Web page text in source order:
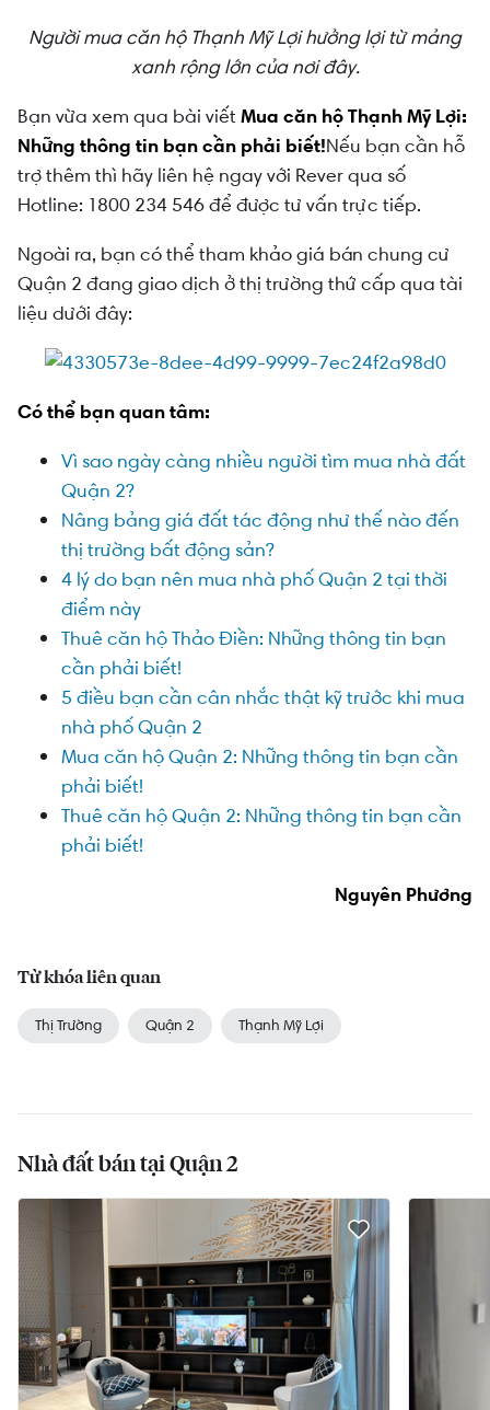
Người mua căn hộ Thạnh Mỹ Lợi hưởng lợi từ mảng
xanh rộng lớn của nơi đây.
Bạn vừa xem qua bài viếtMua căn hộ Thạnh Mỹ Lợi:
Những thông tin bạn cần phải biết!Nếu bạn cần hỗ
trợ thêm thì hãy liên hệ ngay với Rever qua số
Hotline: 1800 234 546 để được tư vấn trực tiếp.
Ngoài ra, bạn có thể tham khảo giá bán chung cư
Quận 2 đang giao dịch ở thị trường thứ cấp qua tài
liệu dưới đây:
Có thể bạn quan tâm:
Vì sao ngày càng nhiều người tìm mua nhà đất
Quận 2?
Nâng bảng giá đất tác động như thế nào đến
thị trường bất động sản?
4 lý do bạn nên mua nhà phố Quận 2 tại thời
điểm này
Thuê căn hộ Thảo Điền: Những thông tin bạn
cần phải biết!
5 điều bạn cần cân nhắc thật kỹ trước khi mua
nhà phố Quận 2
Mua căn hộ Quận 2: Những thông tin bạn cần
phải biết!
Thuê căn hộ Quận 2: Những thông tin bạn cần
phải biết!
Nguyên Phương
Từ khóa liên quan
Thị Trường Quận 2 Thạnh Mỹ Lợi
Nhà đất bán tại Quận 2